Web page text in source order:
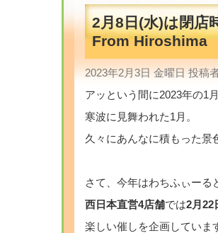
2月8日(水)は閉店
From Hiroshima
2023年2月3日 金曜日 投稿
アッという間に2023年の1
寒波に見舞われた1月。
久々にあんなに積もった景
さて、今年はわちふぃーる
西日本直営4店舗では2月22
楽しい催しを企画していま